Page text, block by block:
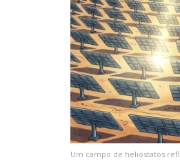
Um campo de heliostatos